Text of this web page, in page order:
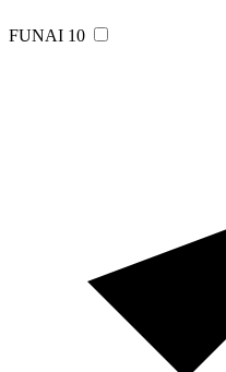
FUNAI 10